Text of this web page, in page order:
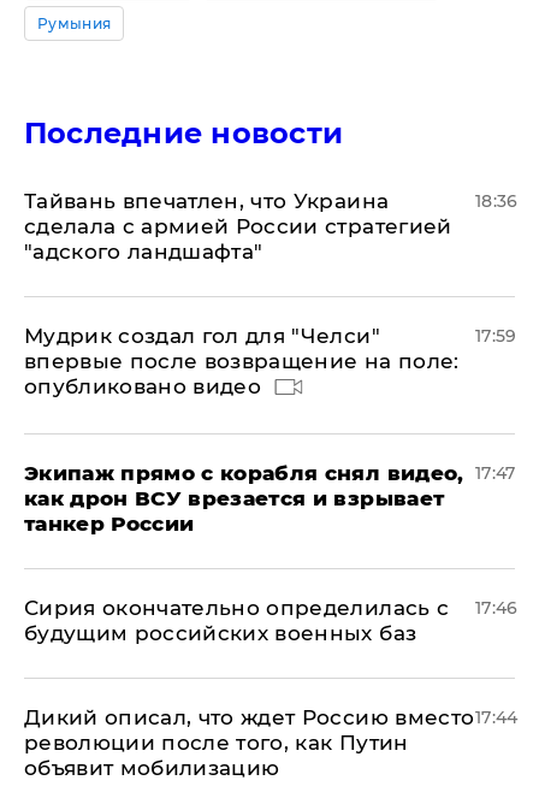
Румыния
Последние новости
Тайвань впечатлен, что Украина
сделала с армией России стратегией
"адского ландшафта"
18:36
Мудрик создал гол для "Челси"
впервые после возвращение на поле:
опубликовано видео
17:59
Экипаж прямо с корабля снял видео,
как дрон ВСУ врезается и взрывает
танкер России
17:47
Сирия окончательно определилась с
будущим российских военных баз
17:46
Дикий описал, что ждет Россию вместо
революции после того, как Путин
объявит мобилизацию
17:44